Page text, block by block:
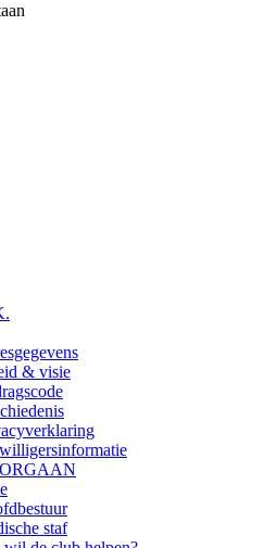
& visie
staf